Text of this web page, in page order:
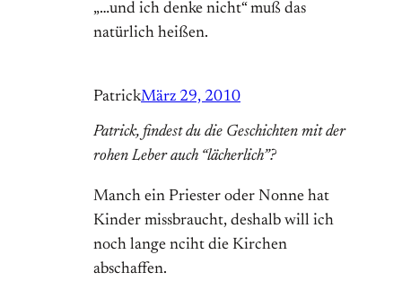
„…und ich denke nicht“ muß das
natürlich heißen.
PatrickMärz 29, 2010
Patrick, findest du die Geschichten mit der
rohen Leber auch “lächerlich”?
Manch ein Priester oder Nonne hat
Kinder missbraucht, deshalb will ich
noch lange nciht die Kirchen
abschaffen.